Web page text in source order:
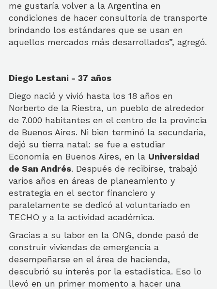
me gustaría volver a la Argentina en
condiciones de hacer consultoría de transporte
brindando los estándares que se usan en
aquellos mercados más desarrollados”, agregó.
Diego Lestani - 37 años
Diego nació y vivió hasta los 18 años en
Norberto de la Riestra, un pueblo de alrededor
de 7.000 habitantes en el centro de la provincia
de Buenos Aires. Ni bien terminó la secundaria,
dejó su tierra natal: se fue a estudiar
Economía en Buenos Aires, en la Universidad
de San Andrés. Después de recibirse, trabajó
varios años en áreas de planeamiento y
estrategia en el sector financiero y
paralelamente se dedicó al voluntariado en
TECHO y a la actividad académica.
Gracias a su labor en la ONG, donde pasó de
construir viviendas de emergencia a
desempeñarse en el área de hacienda,
descubrió su interés por la estadística. Eso lo
llevó en un primer momento a hacer una